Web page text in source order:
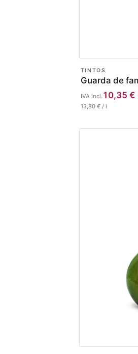
TINTOS
Guarda de
10,35 €
IVA incl.
13,80€/ l